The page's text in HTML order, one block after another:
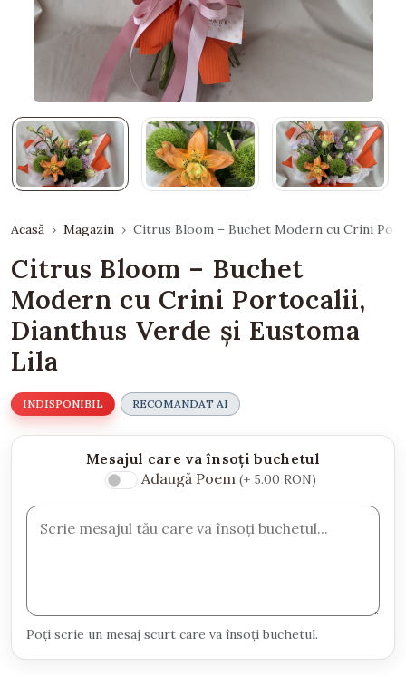
Acasă Magazin Citrus Bloom – Buchet Modern cu Crini
Citrus Bloom – Buchet
Modern cu Crini Portocalii,
Dianthus Verde și Eustoma
Lila
INDISPONIBIL RECOMANDAT AI
Mesajul care va însoți buchetul
Adaugă Poem (+ 5.00 RON)
Poți scrie un mesaj scurt care va însoți buchetul.